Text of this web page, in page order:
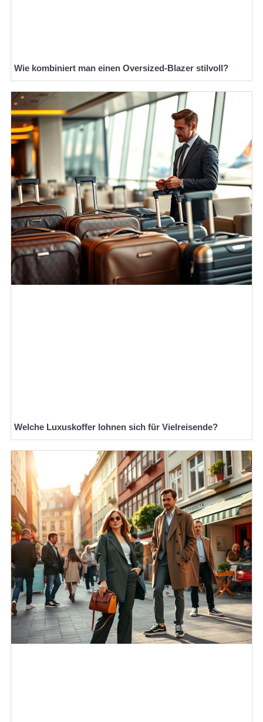
Wie kombiniert man einen Oversized-Blazer stilvoll?
Welche Luxuskoffer lohnen sich für Vielreisende?